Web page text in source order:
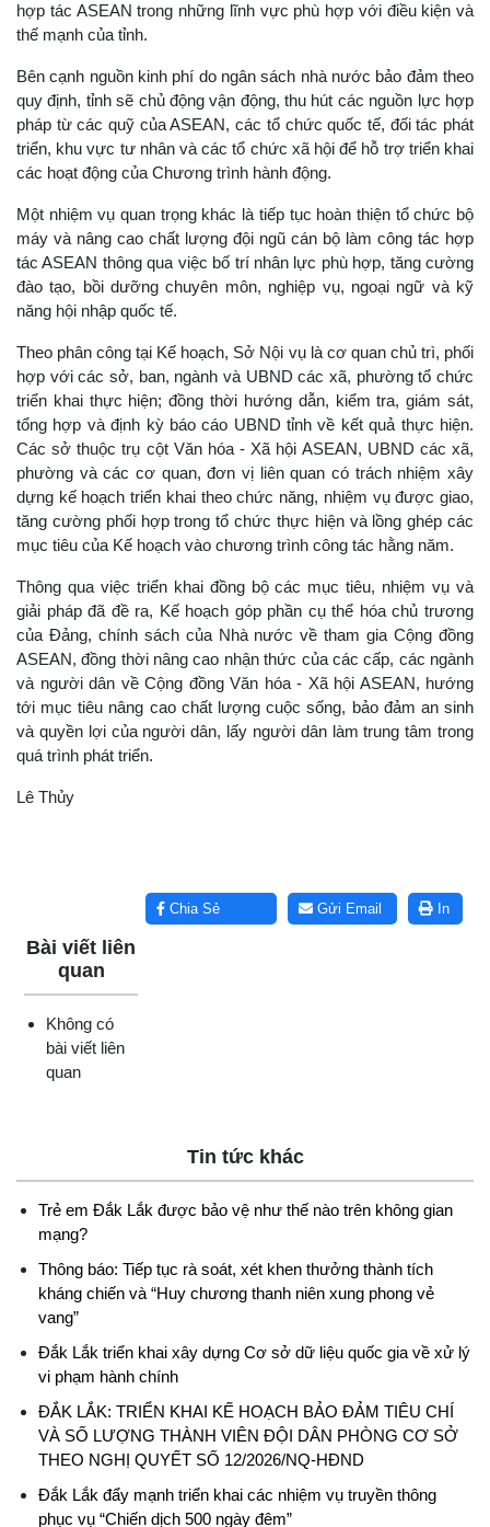
hợp tác ASEAN trong những lĩnh vực phù hợp với điều kiện và
thế mạnh của tỉnh.
Bên cạnh nguồn kinh phí do ngân sách nhà nước bảo đảm theo
quy định, tỉnh sẽ chủ động vận động, thu hút các nguồn lực hợp
pháp từ các quỹ của ASEAN, các tổ chức quốc tế, đối tác phát
triển, khu vực tư nhân và các tổ chức xã hội để hỗ trợ triển khai
các hoạt động của Chương trình hành động.
Một nhiệm vụ quan trọng khác là tiếp tục hoàn thiện tổ chức bộ
máy và nâng cao chất lượng đội ngũ cán bộ làm công tác hợp
tác ASEAN thông qua việc bố trí nhân lực phù hợp, tăng cường
đào tạo, bồi dưỡng chuyên môn, nghiệp vụ, ngoại ngữ và kỹ
năng hội nhập quốc tế.
Theo phân công tại Kế hoạch, Sở Nội vụ là cơ quan chủ trì, phối
hợp với các sở, ban, ngành và UBND các xã, phường tổ chức
triển khai thực hiện; đồng thời hướng dẫn, kiểm tra, giám sát,
tổng hợp và định kỳ báo cáo UBND tỉnh về kết quả thực hiện.
Các sở thuộc trụ cột Văn hóa - Xã hội ASEAN, UBND các xã,
phường và các cơ quan, đơn vị liên quan có trách nhiệm xây
dựng kế hoạch triển khai theo chức năng, nhiệm vụ được giao,
tăng cường phối hợp trong tổ chức thực hiện và lồng ghép các
mục tiêu của Kế hoạch vào chương trình công tác hằng năm.
Thông qua việc triển khai đồng bộ các mục tiêu, nhiệm vụ và
giải pháp đã đề ra, Kế hoạch góp phần cụ thể hóa chủ trương
của Đảng, chính sách của Nhà nước về tham gia Cộng đồng
ASEAN, đồng thời nâng cao nhận thức của các cấp, các ngành
và người dân về Cộng đồng Văn hóa - Xã hội ASEAN, hướng
tới mục tiêu nâng cao chất lượng cuộc sống, bảo đảm an sinh
và quyền lợi của người dân, lấy người dân làm trung tâm trong
quá trình phát triển.
Lê Thủy
In
Gửi Email
Chia Sẻ
Bài viết liên
quan
Không có
bài viết liên
quan
Tin tức khác
Trẻ em Đắk Lắk được bảo vệ như thế nào trên không gian
mạng?
Thông báo: Tiếp tục rà soát, xét khen thưởng thành tích
kháng chiến và “Huy chương thanh niên xung phong vẻ
vang”
Đắk Lắk triển khai xây dựng Cơ sở dữ liệu quốc gia về xử lý
vi phạm hành chính
ĐẮK LẮK: TRIỂN KHAI KẾ HOẠCH BẢO ĐẢM TIÊU CHÍ
VÀ SỐ LƯỢNG THÀNH VIÊN ĐỘI DÂN PHÒNG CƠ SỞ
THEO NGHỊ QUYẾT SỐ 12/2026/NQ-HĐND
Đắk Lắk đẩy mạnh triển khai các nhiệm vụ truyền thông
phục vụ “Chiến dịch 500 ngày đêm”